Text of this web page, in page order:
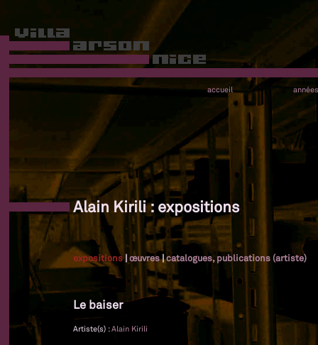
accueil années
Alain Kirili : expositions
expositions|œuvres|catalogues, publications (artiste)
Le baiser
Artiste(s) :Alain Kirili